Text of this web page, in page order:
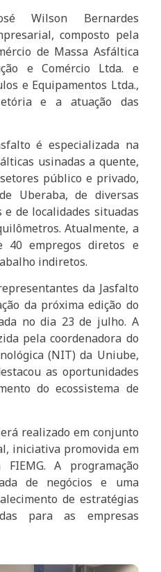
Wilson Bernardes
composto pela
de Massa Asfáltica
e Comércio Ltda. e
e Equipamentos Ltda.,
e a atuação das
é especializada na
usinadas a quente,
público e privado,
Uberaba, de diversas
de localidades situadas
Atualmente, a
40 empregos diretos e
indiretos.
da Jasfalto
da próxima edição do
no dia 23 de julho. A
pela coordenadora do
(NIT) da Uniube,
as oportunidades
do ecossistema de
realizado em conjunto
iniciativa promovida em
A programação
de negócios e uma
de estratégias
para as empresas